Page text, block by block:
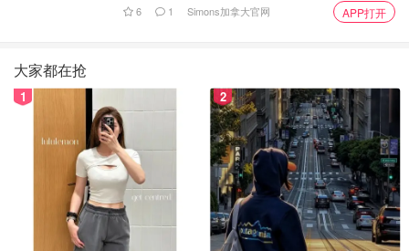
6 1 Simons加拿大官网 APP打开
大家都在抢
1 2